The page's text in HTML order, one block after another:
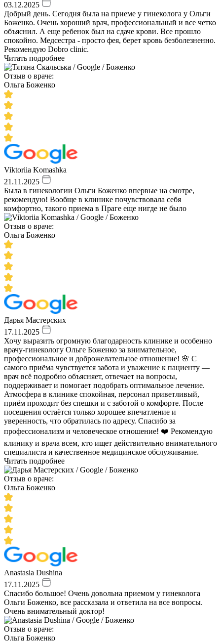
03.12.2025
Добрый день. Сегодня была на приеме у гинеколога у Ольги
Боженко. Очень хороший врач, профессиональный и все четко
объяснил. А еще ребенок был на сдаче крови. Все прошло
спокойно. Медсестра - просто фея, берет кровь безболезненно.
Рекомендую Dobro clinic.
Читать подробнее
Отзыв о враче:
Ольга Боженко
Viktoriia Komashka
21.11.2025
Была в гинекологии Ольги Боженко впервые на смотре,
рекомендую! Вообще в клинике почувствовала себя
комфортно, такого приема в Праге еще нигде не было
Отзыв о враче:
Ольга Боженко
Дарья Мастерских
17.11.2025
Хочу выразить огромную благодарность клинике и особенно
врачу-гинекологу Ольге Боженко за внимательное,
профессиональное и доброжелательное отношение! 🌸 С
самого приёма чувствуется забота и уважение к пациенту —
врач всё подробно объясняет, отвечает на вопросы,
поддерживает и помогает подобрать оптимальное лечение.
Атмосфера в клинике спокойная, персонал приветливый,
приём проходит без спешки и с заботой о комфорте. После
посещения остаётся только хорошее впечатление и
уверенность, что обратилась по адресу. Спасибо за
профессионализм и человеческое отношение! ❤️ Рекомендую
клинику и врача всем, кто ищет действительно внимательного
специалиста и качественное медицинское обслуживание.
Читать подробнее
Отзыв о враче:
Ольга Боженко
Anastasia Dushina
17.11.2025
Спасибо большое! Очень довольна приемом у гинеколога
Ольги Боженко, все рассказала и ответила на все вопросы.
Очень внимательный доктор!
Отзыв о враче:
Ольга Боженко